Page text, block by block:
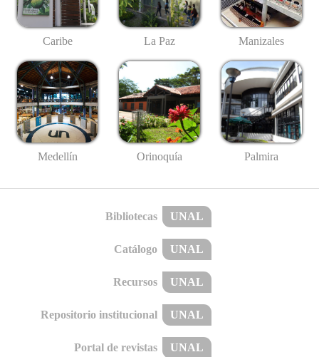
Caribe La Paz Manizales
Medellín Orinoquía Palmira
Bibliotecas UNAL
Catálogo UNAL
Recursos UNAL
Repositorio institucional UNAL
Portal de revistas UNAL